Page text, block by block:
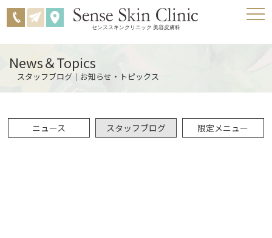
センススキンクリニック 美容皮膚科
News＆Topics
スタッフブログ｜お知らせ・トピックス
ニュース スタッフブログ 限定メニュー